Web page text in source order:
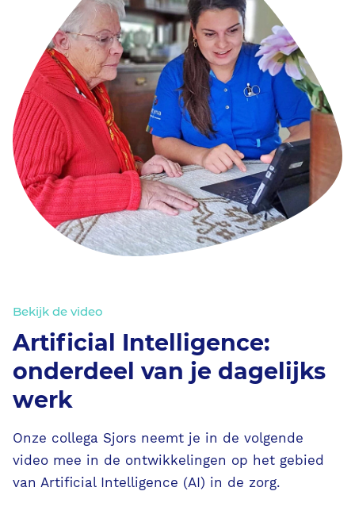
Onze klanten
Werken bij Ecare
Over Ecare
Over ons
Onze werkwijze
Contact
PUUR. aanvragen
Bekijk de video
Artificial Intelligence:
onderdeel van je dagelijks
werk
Onze collega Sjors neemt je in de volgende
video mee in de ontwikkelingen op het gebied
van Artificial Intelligence (AI) in de zorg.